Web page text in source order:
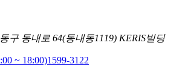
구 동내로 64(동내동1119) KERIS빌딩
~ 18:00)1599-3122